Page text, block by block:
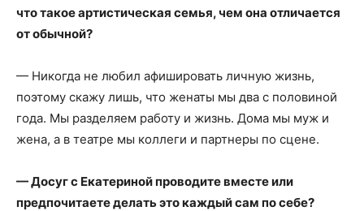
что такое артистическая семья, чем она отличается
от обычной?
— Никогда не любил афишировать личную жизнь,
поэтому скажу лишь, что женаты мы два с половиной
года. Мы разделяем работу и жизнь. Дома мы муж и
жена, а в театре мы коллеги и партнеры по сцене.
— Досуг с Екатериной проводите вместе или
предпочитаете делать это каждый сам по себе?